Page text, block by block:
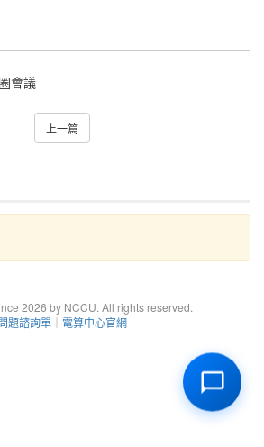
會議
上一篇
2026 by NCCU. All rights reserved.
題諮詢單 ｜ 電算中心官網